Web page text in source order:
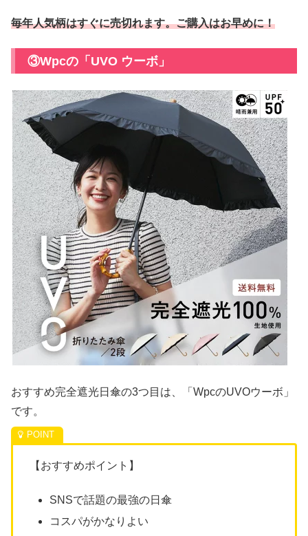
毎年人気柄はすぐに売切れます。ご購入はお早めに！
③Wpcの「UVO ウーボ」
おすすめ完全遮光日傘の3つ目は、「WpcのUVOウーボ」
です。
【おすすめポイント】
SNSで話題の最強の日傘
コスパがかなりよい